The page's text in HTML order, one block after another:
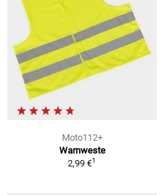
Moto112+
Warnweste
2,99 €1